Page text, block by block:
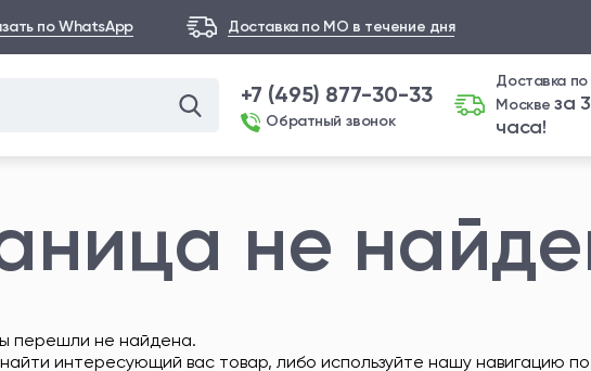
по WhatsApp Доставка по МО в течение дня
+7 (495) 877-30-33
Обратный звонок
Доставка по
Москвеза 3
часа!
не
перешли не найдена.
интересующий вас товар, либо используйте нашу навигацию